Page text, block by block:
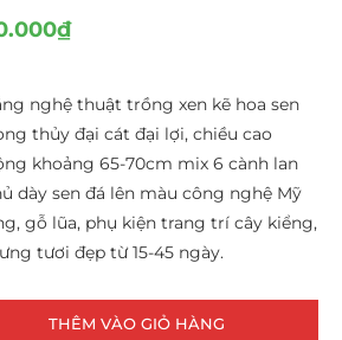
₫
nghệ thuật trồng xen kẽ hoa sen
thủy đại cát đại lợi, chiều cao
khoảng 65-70cm mix 6 cành lan
dày sen đá lên màu công nghệ Mỹ
gỗ lũa, phụ kiện trang trí cây kiểng,
tươi đẹp từ 15-45 ngày.
THÊM VÀO GIỎ HÀNG